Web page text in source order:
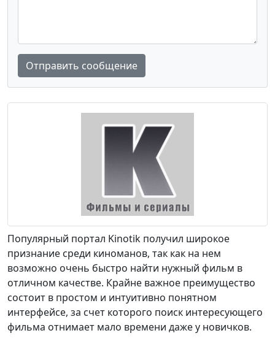
Отправить сообщение
Популярный портал Kinotik получил широкое
признание среди киноманов, так как на нем
возможно очень быстро найти нужный фильм в
отличном качестве. Крайне важное преимущество
состоит в простом и интуитивно понятном
интерфейсе, за счет которого поиск интересующего
фильма отнимает мало времени даже у новичков.